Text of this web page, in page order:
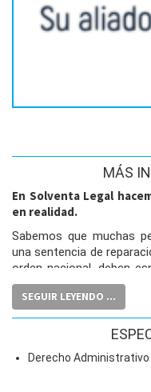
MÁS
En Solventa Legal
en realidad.
Sabemos que muchas
una sentencia de
orden nacional, deben
que les corresponde.
ofrecemos una
compramos tu
aproximadamente 3
SEGUIR LEYENDO ...
Derecho Administrativo